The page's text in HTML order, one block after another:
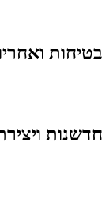
בטיחות
חדשנות